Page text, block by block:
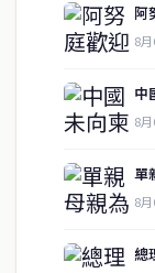
阿
8
中
8
單
8
總